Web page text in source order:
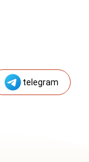
telegram